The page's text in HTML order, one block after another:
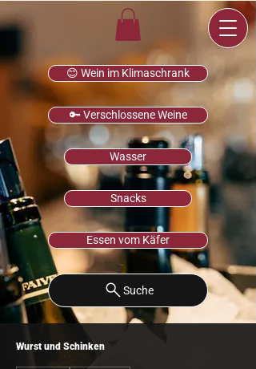
😊 Wein im Klimaschrank
🔑 Verschlossene Weine
Wasser
Snacks
Essen vom Käfer
Suche
Wurst und Schinken